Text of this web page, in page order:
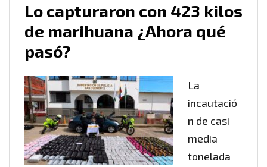
Lo capturaron con 423 kilos
de marihuana ¿Ahora qué
pasó?
La
incautació
n de casi
media
tonelada